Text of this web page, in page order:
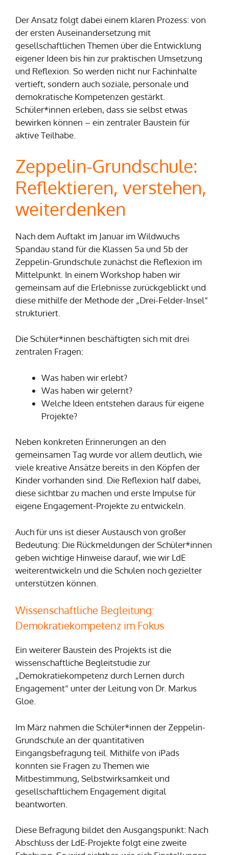
Der Ansatz folgt dabei einem klaren Prozess: von
der ersten Auseinandersetzung mit
gesellschaftlichen Themen über die Entwicklung
eigener Ideen bis hin zur praktischen Umsetzung
und Reflexion. So werden nicht nur Fachinhalte
vertieft, sondern auch soziale, personale und
demokratische Kompetenzen gestärkt.
Schüler*innen erleben, dass sie selbst etwas
bewirken können – ein zentraler Baustein für
aktive Teilhabe.
Zeppelin-Grundschule:
Reflektieren, verstehen,
weiterdenken
Nach dem Auftakt im Januar im Wildwuchs
Spandau stand für die Klassen 5a und 5b der
Zeppelin-Grundschule zunächst die Reflexion im
Mittelpunkt. In einem Workshop haben wir
gemeinsam auf die Erlebnisse zurückgeblickt und
diese mithilfe der Methode der „Drei-Felder-Insel“
strukturiert.
Die Schüler*innen beschäftigten sich mit drei
zentralen Fragen:
Was haben wir erlebt?
Was haben wir gelernt?
Welche Ideen entstehen daraus für eigene
Projekte?
Neben konkreten Erinnerungen an den
gemeinsamen Tag wurde vor allem deutlich, wie
viele kreative Ansätze bereits in den Köpfen der
Kinder vorhanden sind. Die Reflexion half dabei,
diese sichtbar zu machen und erste Impulse für
eigene Engagement-Projekte zu entwickeln.
Auch für uns ist dieser Austausch von großer
Bedeutung: Die Rückmeldungen der Schüler*innen
geben wichtige Hinweise darauf, wie wir LdE
weiterentwickeln und die Schulen noch gezielter
unterstützen können.
Wissenschaftliche Begleitung:
Demokratiekompetenz im Fokus
Ein weiterer Baustein des Projekts ist die
wissenschaftliche Begleitstudie zur
„Demokratiekompetenz durch Lernen durch
Engagement“ unter der Leitung von Dr. Markus
Gloe.
Im März nahmen die Schüler*innen der Zeppelin-
Grundschule an der quantitativen
Eingangsbefragung teil. Mithilfe von iPads
konnten sie Fragen zu Themen wie
Mitbestimmung, Selbstwirksamkeit und
gesellschaftlichem Engagement digital
beantworten.
Diese Befragung bildet den Ausgangspunkt: Nach
Abschluss der LdE-Projekte folgt eine zweite